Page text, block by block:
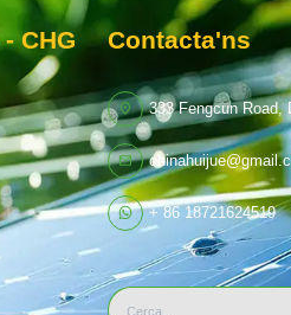
CHG Contacta'ns
333 Fengcun Road,
+ 86 18721624519